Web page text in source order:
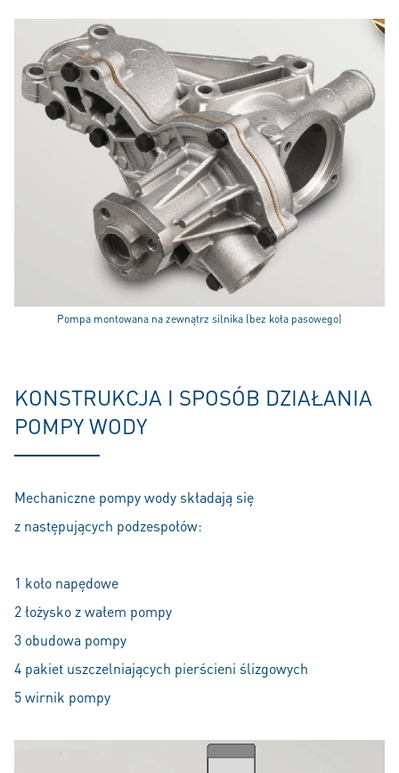
Pompa montowana na zewnątrz silnika (bez koła pasowego)
KONSTRUKCJA I SPOSÓB DZIAŁANIA
POMPY WODY
Mechaniczne pompy wody składają się
z następujących podzespołów:
1 koło napędowe
2 łożysko z wałem pompy
3 obudowa pompy
4 pakiet uszczelniających pierścieni ślizgowych
5 wirnik pompy